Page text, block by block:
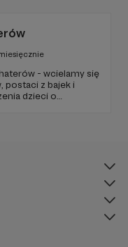
- wcielamy się
postaci z bajek i
dzieci o